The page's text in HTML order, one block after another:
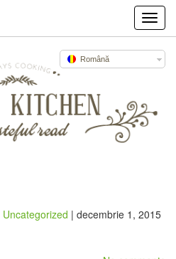
Română
Uncategorized | decembrie 1, 2015